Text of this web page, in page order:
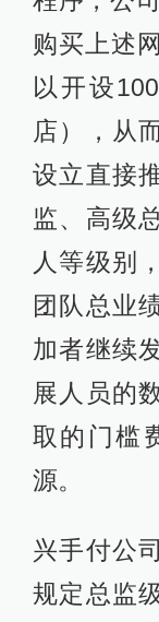
购买上述
以开设
店），从
设立直接
监、高级
人等级别
团队总业
加者继续
展人员的
取的门槛
源。
兴手付公
规定总监